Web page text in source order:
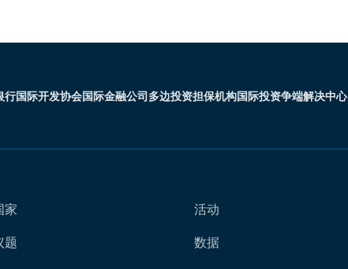
行国际开发协会国际金融公司多边投资担保机构国际投资争端解决中心
家
题
活动
数据